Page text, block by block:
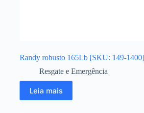
Randy robusto 165Lb [SKU: 149-1400]
Resgate e Emergência
Leia mais